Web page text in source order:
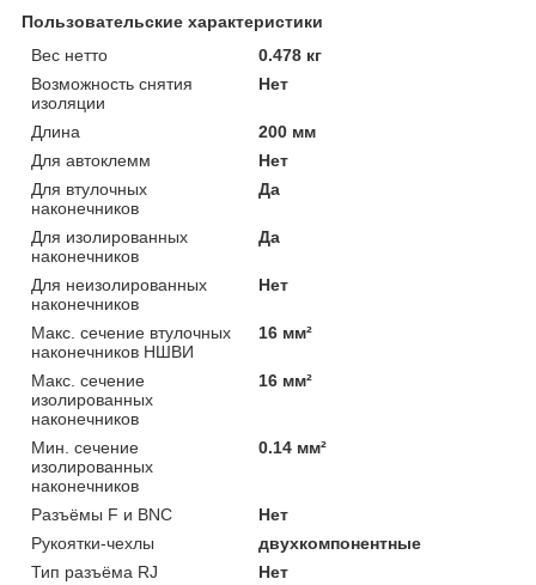
Пользовательские характеристики
Вес нетто
0.478 кг
Возможность снятия
изоляции
Нет
Длина
200 мм
Для автоклемм
Нет
Для втулочных
наконечников
Да
Для изолированных
наконечников
Да
Для неизолированных
наконечников
Нет
Макс. сечение втулочных
наконечников НШВИ
16 мм²
Макс. сечение
изолированных
наконечников
16 мм²
Мин. сечение
изолированных
наконечников
0.14 мм²
Разъёмы F и BNC
Нет
Рукоятки-чехлы
двухкомпонентные
Тип разъёма RJ
Нет